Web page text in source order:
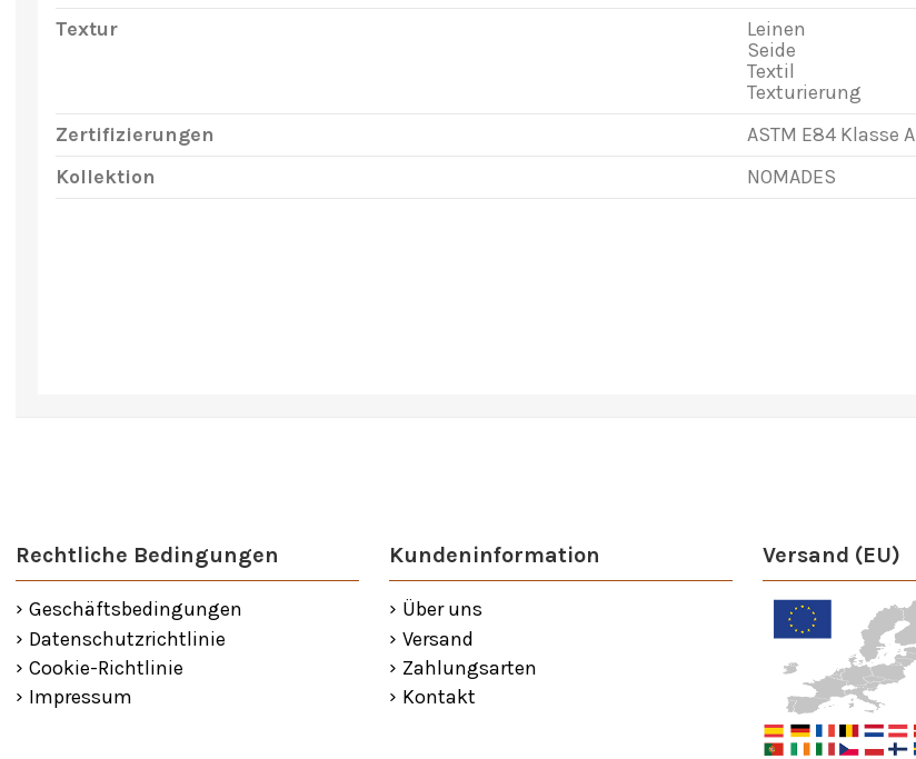
Textur
Leinen
Seide
Textil
Texturierung
Zertifizierungen
ASTM E84 Klasse A
Kollektion
NOMADES
Rechtliche Bedingungen
Geschäftsbedingungen
Datenschutzrichtlinie
Cookie-Richtlinie
Impressum
Kundeninformation
Über uns
Versand
Zahlungsarten
Kontakt
Versand (EU)